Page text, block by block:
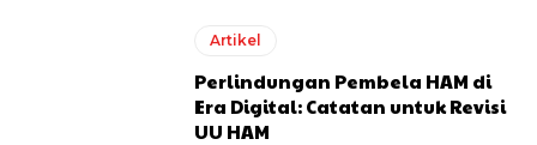
Artikel
Perlindungan Pembela HAM di
Era Digital: Catatan untuk Revisi
UU HAM